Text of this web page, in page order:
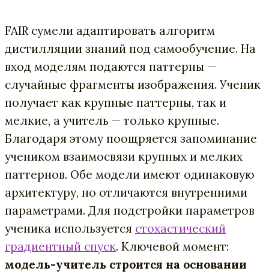
FAIR сумели адаптировать алгоритм
дистилляции знаний под самообучение. На
вход моделям подаются паттерны —
случайные фрагменты изображения. Ученик
получает как крупные паттерны, так и
мелкие, а учитель — только крупные.
Благодаря этому поощряется запоминание
учеником взаимосвязи крупных и мелких
паттернов. Обе модели имеют одинаковую
архитектуру, но отличаются внутренними
параметрами. Для подстройки параметров
ученика используется стохастический
градиентный спуск. Ключевой момент:
модель-учитель строится на основании